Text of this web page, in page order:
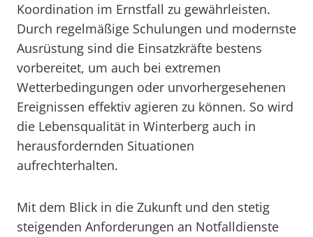
Koordination im Ernstfall zu gewährleisten.
Durch regelmäßige Schulungen und modernste
Ausrüstung sind die Einsatzkräfte bestens
vorbereitet, um auch bei extremen
Wetterbedingungen oder unvorhergesehenen
Ereignissen effektiv agieren zu können. So wird
die Lebensqualität in Winterberg auch in
herausfordernden Situationen
aufrechterhalten.
Mit dem Blick in die Zukunft und den stetig
steigenden Anforderungen an Notfalldienste